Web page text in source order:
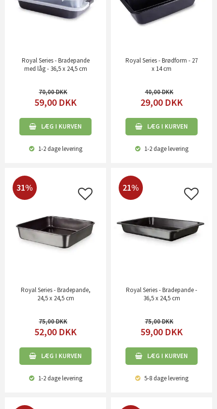
Royal Series - Bradepande
med låg - 36,5 x 24,5 cm
70,00
59,00 DKK
LÆG I KURVEN
1-2 dagelevering
Royal Series - Brødform - 27
x 14 cm
40,00
29,00 DKK
LÆG I KURVEN
1-2 dagelevering
31%
Royal Series - Bradepande,
24,5 x 24,5 cm
75,00
52,00 DKK
LÆG I KURVEN
1-2 dagelevering
21%
Royal Series - Bradepande -
36,5 x 24,5 cm
75,00
59,00 DKK
LÆG I KURVEN
5-8 dagelevering